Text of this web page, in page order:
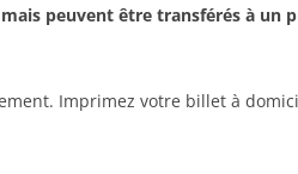
peuvent être transférés à un
Imprimez votre billet à